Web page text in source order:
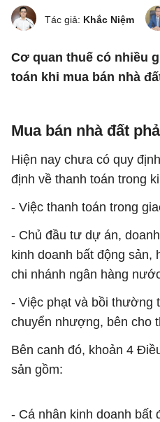
Tác giả: Khắc Niệm
Cơ quan thuế có nhiều
toán khi mua bán nhà
Mua bán nhà đất
Hiện nay chưa có quy
định về thanh toán trong
- Việc thanh toán trong
- Chủ đầu tư dự án,
kinh doanh bất động
chi nhánh ngân hàng
- Việc phạt và bồi thường
chuyển nhượng, bên cho
Bên canh đó, khoản 4
sản gồm:
- Cá nhân kinh doanh bất